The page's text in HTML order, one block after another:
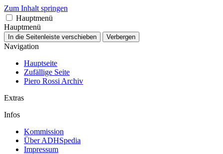
Zum Inhalt springen
Hauptmenü
Hauptmenü
In die Seitenleiste verschieben Verbergen
Navigation
Hauptseite
Zufällige Seite
Piero Rossi Archiv
Extras
Infos
Kommission
Über ADHSpedia
Impressum